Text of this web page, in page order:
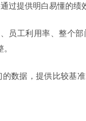
过提供明白易懂的绩
员工利用率、整个
数据，提供比较基